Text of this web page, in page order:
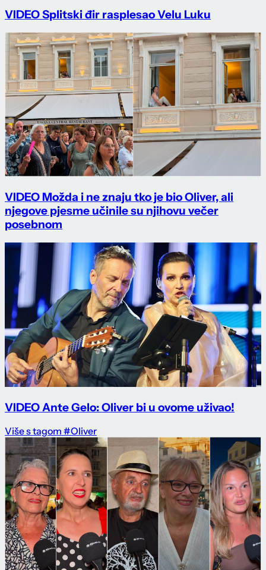
VIDEO Splitski đir rasplesao Velu Luku
VIDEO Možda i ne znaju tko je bio Oliver, ali
njegove pjesme učinile su njihovu večer
posebnom
VIDEO Ante Gelo: Oliver bi u ovome uživao!
Više s tagom #Oliver